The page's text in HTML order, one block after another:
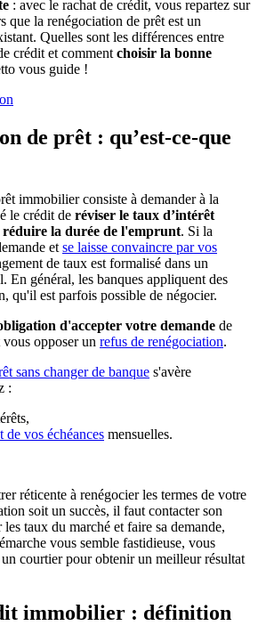
: avec le rachat de crédit, vous repartez sur
que la renégociation de prêt est un
Quelles sont les différences entre
crédit et comment choisir la bonne
vous guide !
de prêt : qu’est-ce-que
immobilier consiste à demander à la
le crédit de réviser le taux d’intérêt
réduire la durée de l'emprunt. Si la
et se laisse convaincre par vos
de taux est formalisé dans un
En général, les banques appliquent des
qu'il est parfois possible de négocier.
d'accepter votre demande de
opposer un refus de renégociation.
sans changer de banque s'avère
:
de vos échéances mensuelles.
réticente à renégocier les termes de votre
soit un succès, il faut contacter son
les taux du marché et faire sa demande,
vous semble fastidieuse, vous
un courtier pour obtenir un meilleur résultat
immobilier : définition